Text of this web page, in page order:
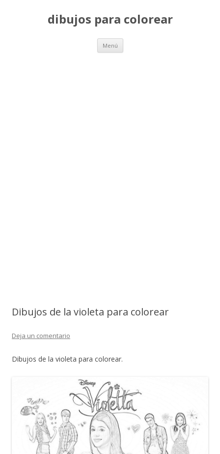
dibujos para colorear
Menú Saltar
contenido
Dibujos de la violeta para colorear
Deja un comentario
Dibujos de la violeta para colorear.